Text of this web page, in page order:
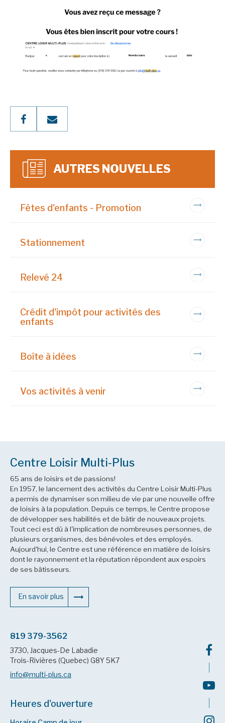
AUTRES NOUVELLES
Fêtes d'enfants - Promotion
Stationnement
Relevé 24
Crédit d'impôt pour activités des
enfants
Boîte à idées
Vos activités à venir
Centre Loisir Multi-Plus
65 ans de loisirs et de passions!
En 1957, le lancement des activités du Centre Loisir Multi-Plus
a permis de dynamiser son milieu de vie par une nouvelle offre
de loisirs à la population. Depuis ce temps, le Centre propose
de développer ses habilités et de bâtir de nouveaux projets.
Tout ceci est dû à l'implication de nombreuses personnes, de
plusieurs organismes, des bénévoles et des employés.
Aujourd'hui, le Centre est une référence en matière de loisirs
dont le rayonnement et la réputation répondent aux espoirs
de ses bâtisseurs.
En savoir plus
819 379-3562
3730, Jacques-De Labadie
Trois-Rivières (Quebec) G8Y 5K7
info@multi-plus.ca
Heures d'ouverture